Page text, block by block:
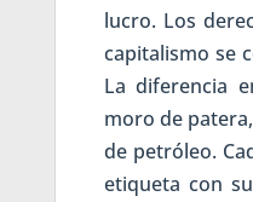
lucro. Los
capitalismo se
La diferencia
moro de
de petróleo.
etiqueta con